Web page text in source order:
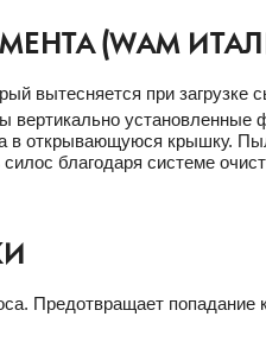
(WAM
вытесняется при загрузке
вертикально
в открывающуюся крышку.
благодаря системе
Предотвращает